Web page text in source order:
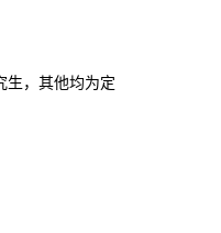
生，其他均为定